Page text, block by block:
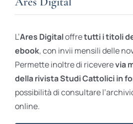
L’Ares Digitaloffretutti i titoli
ebook, con invii mensili delle
Permette inoltre di riceverevia
della rivista Studi Cattolici in
possibilità di consultare
online.